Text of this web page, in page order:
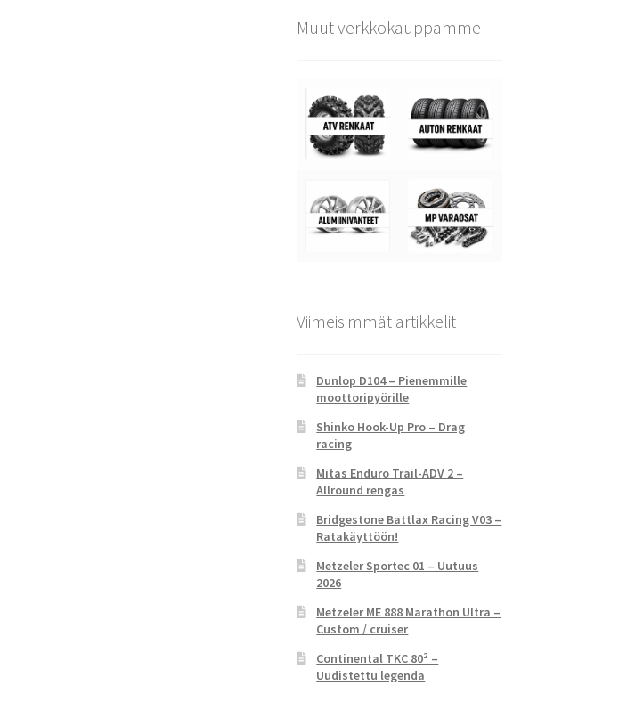
Muut verkkokauppamme
Viimeisimmät artikkelit
Dunlop D104 – Pienemmille
moottoripyörille
Shinko Hook-Up Pro – Drag
racing
Mitas Enduro Trail-ADV 2 –
Allround rengas
Bridgestone Battlax Racing V03 –
Ratakäyttöön!
Metzeler Sportec 01 – Uutuus
2026
Metzeler ME 888 Marathon Ultra –
Custom / cruiser
Continental TKC 80² –
Uudistettu legenda